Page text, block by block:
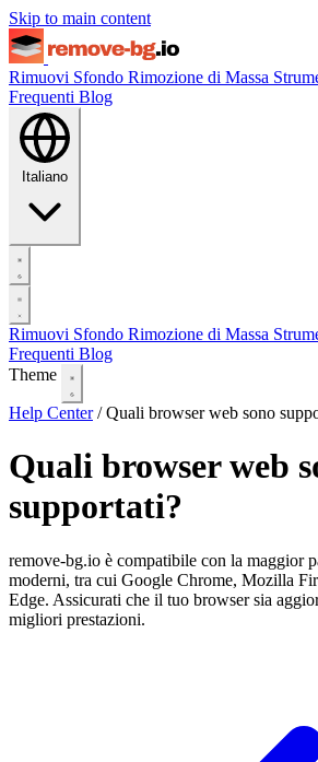
Skip to main content
Rimuovi Sfondo Rimozione di Massa
Frequenti Blog
Italiano
Rimuovi Sfondo Rimozione di Massa
Frequenti Blog
Theme
Help Center / Quali browser web sono
Quali browser web
supportati?
remove-bg.io è compatibile con la maggior
moderni, tra cui Google Chrome, Mozilla
Edge. Assicurati che il tuo browser sia
migliori prestazioni.